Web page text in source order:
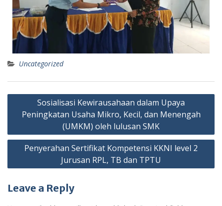
Uncategorized
Sosialisasi Kewirausahaan dalam Upaya
Peningkatan Usaha Mikro, Kecil, dan Menengah
(UMKM) oleh lulusan SMK
Penyerahan Sertifikat Kompetensi KKNI level 2
Jurusan RPL, TB dan TPTU
Leave a Reply